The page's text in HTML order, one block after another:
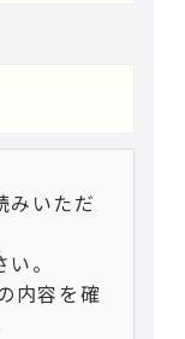
みいただ
。
内容を確